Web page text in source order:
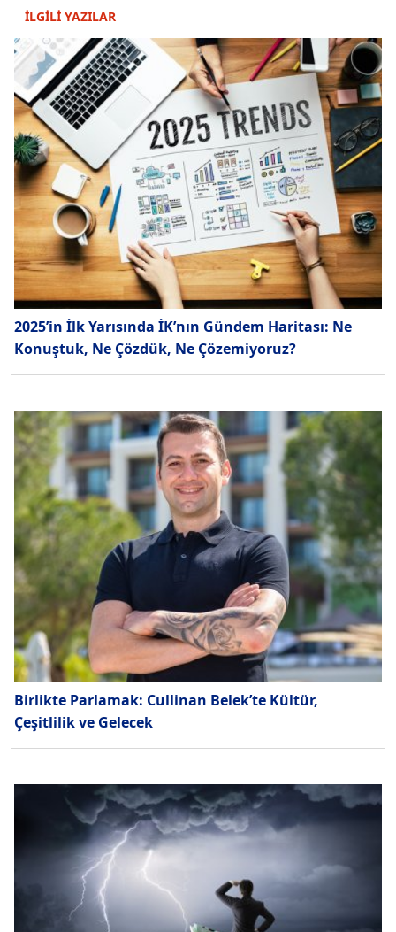
İLGİLİ YAZILAR
2025’in İlk Yarısında İK’nın Gündem Haritası: Ne
Konuştuk, Ne Çözdük, Ne Çözemiyoruz?
Birlikte Parlamak: Cullinan Belek’te Kültür,
Çeşitlilik ve Gelecek